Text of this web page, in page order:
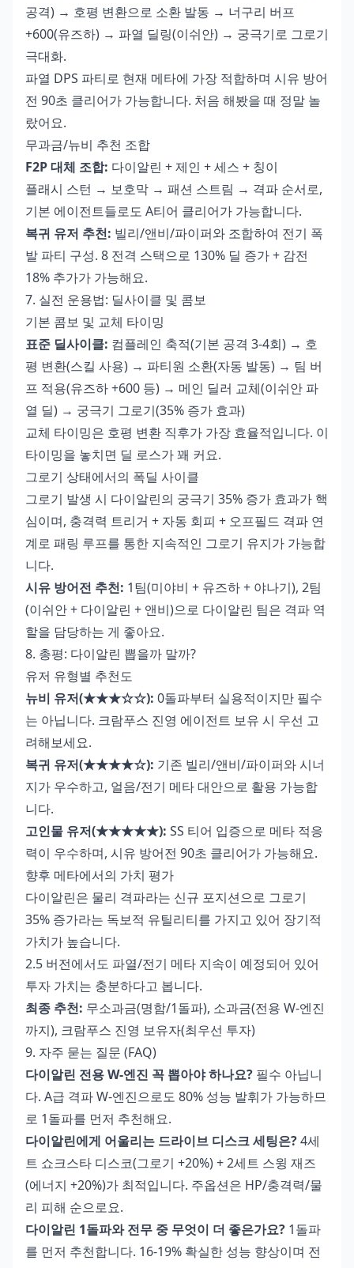
공격) → 호평 변환으로 소환 발동 → 너구리 버프
+600(유즈하) → 파열 딜링(이쉬안) → 궁극기로 그로기
극대화.
파열 DPS 파티로 현재 메타에 가장 적합하며 시유 방어
전 90초 클리어가 가능합니다. 처음 해봤을 때 정말 놀
랐어요.
무과금/뉴비 추천 조합
F2P 대체 조합: 다이알린 + 제인 + 세스 + 칭이
플래시 스턴 → 보호막 → 패션 스트림 → 격파 순서로,
기본 에이전트들로도 A티어 클리어가 가능합니다.
복귀 유저 추천: 빌리/앤비/파이퍼와 조합하여 전기 폭
발 파티 구성. 8 전격 스택으로 130% 딜 증가 + 감전
18% 추가가 가능해요.
7. 실전 운용법: 딜사이클 및 콤보
기본 콤보 및 교체 타이밍
표준 딜사이클: 컴플레인 축적(기본 공격 3-4회) → 호
평 변환(스킬 사용) → 파티원 소환(자동 발동) → 팀 버
프 적용(유즈하 +600 등) → 메인 딜러 교체(이쉬안 파
열 딜) → 궁극기 그로기(35% 증가 효과)
교체 타이밍은 호평 변환 직후가 가장 효율적입니다. 이
타이밍을 놓치면 딜 로스가 꽤 커요.
그로기 상태에서의 폭딜 사이클
그로기 발생 시 다이알린의 궁극기 35% 증가 효과가 핵
심이며, 충격력 트리거 + 자동 회피 + 오프필드 격파 연
계로 패링 루프를 통한 지속적인 그로기 유지가 가능합
니다.
시유 방어전 추천: 1팀(미야비 + 유즈하 + 야나기), 2팀
(이쉬안 + 다이알린 + 앤비)으로 다이알린 팀은 격파 역
할을 담당하는 게 좋아요.
8. 총평: 다이알린 뽑을까 말까?
유저 유형별 추천도
뉴비 유저(★★★☆☆): 0돌파부터 실용적이지만 필수
는 아닙니다. 크람푸스 진영 에이전트 보유 시 우선 고
려해보세요.
복귀 유저(★★★★☆): 기존 빌리/앤비/파이퍼와 시너
지가 우수하고, 얼음/전기 메타 대안으로 활용 가능합
니다.
고인물 유저(★★★★★): SS 티어 입증으로 메타 적응
력이 우수하며, 시유 방어전 90초 클리어가 가능해요.
향후 메타에서의 가치 평가
다이알린은 물리 격파라는 신규 포지션으로 그로기
35% 증가라는 독보적 유틸리티를 가지고 있어 장기적
가치가 높습니다.
2.5 버전에서도 파열/전기 메타 지속이 예정되어 있어
투자 가치는 충분하다고 봅니다.
최종 추천: 무소과금(명함/1돌파), 소과금(전용 W-엔진
까지), 크람푸스 진영 보유자(최우선 투자)
9. 자주 묻는 질문 (FAQ)
다이알린 전용 W-엔진 꼭 뽑아야 하나요? 필수 아닙니
다. A급 격파 W-엔진으로도 80% 성능 발휘가 가능하므
로 1돌파를 먼저 추천해요.
다이알린에게 어울리는 드라이브 디스크 세팅은?4세
트 쇼크스타 디스코(그로기 +20%) + 2세트 스윙 재즈
(에너지 +20%)가 최적입니다. 주옵션은 HP/충격력/물
리 피해 순으로요.
다이알린 1돌파와 전무 중 무엇이 더 좋은가요? 1돌파
를 먼저 추천합니다. 16-19% 확실한 성능 향상이며 전